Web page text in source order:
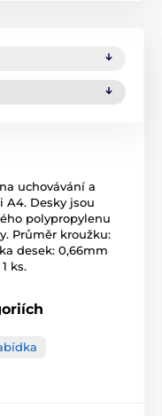
uchovávání a
Desky jsou
polypropylenu
Průměr kroužku:
desek: 0,66mm
ks.